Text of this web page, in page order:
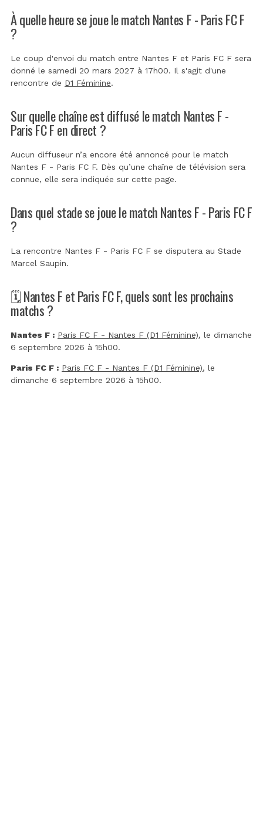
À quelle heure se joue le match Nantes F - Paris FC F
?
Le coup d'envoi du match entre Nantes F et Paris FC F sera
donné le samedi 20 mars 2027 à 17h00. Il s'agit d'une
rencontre de D1 Féminine.
Sur quelle chaîne est diffusé le match Nantes F -
Paris FC F en direct ?
Aucun diffuseur n’a encore été annoncé pour le match
Nantes F - Paris FC F. Dès qu’une chaîne de télévision sera
connue, elle sera indiquée sur cette page.
Dans quel stade se joue le match Nantes F - Paris FC F
?
La rencontre Nantes F - Paris FC F se disputera au Stade
Marcel Saupin.
🗓️ Nantes F et Paris FC F, quels sont les prochains
matchs ?
Nantes F : Paris FC F - Nantes F (D1 Féminine), le dimanche
6 septembre 2026 à 15h00.
Paris FC F : Paris FC F - Nantes F (D1 Féminine), le
dimanche 6 septembre 2026 à 15h00.